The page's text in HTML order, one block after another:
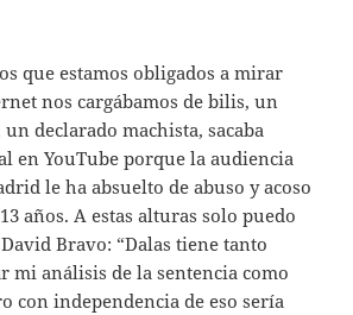
que estamos obligados a mirar
nos cargábamos de bilis, un
declarado machista, sacaba
en YouTube porque la audiencia
le ha absuelto de abuso y acoso
años. A estas alturas solo puedo
Bravo: “Dalas tiene tanto
mi análisis de la sentencia como
con independencia de eso sería